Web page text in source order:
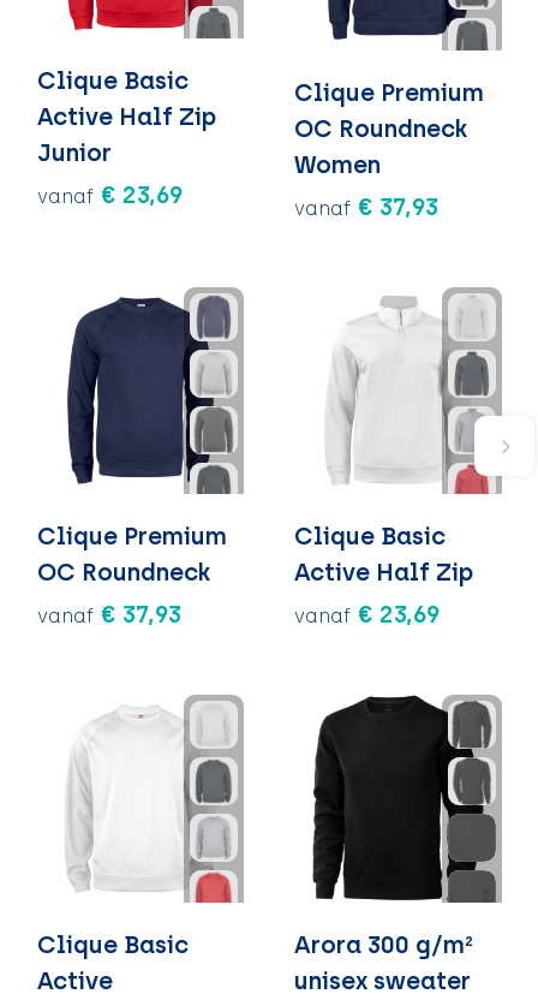
Clique Basic
Active Half Zip
Junior
vanaf € 23,69
Clique Premium
OC Roundneck
Women
vanaf € 37,93
Clique Premium
OC Roundneck
vanaf € 37,93
Clique Basic
Active Half Zip
vanaf € 23,69
Clique Basic
Active
Arora 300 g/m²
unisex sweater